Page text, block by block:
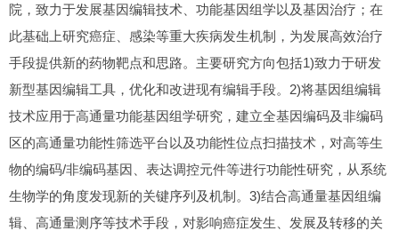
院，致力于发展基因编辑技术、功能基因组学以及基因治疗；在
此基础上研究癌症、感染等重大疾病发生机制，为发展高效治疗
手段提供新的药物靶点和思路。主要研究方向包括1)致力于研发
新型基因编辑工具，优化和改进现有编辑手段。2)将基因组编辑
技术应用于高通量功能基因组学研究，建立全基因编码及非编码
区的高通量功能性筛选平台以及功能性位点扫描技术，对高等生
物的编码/非编码基因、表达调控元件等进行功能性研究，从系统
生物学的角度发现新的关键序列及机制。3)结合高通量基因组编
辑、高通量测序等技术手段，对影响癌症发生、发展及转移的关